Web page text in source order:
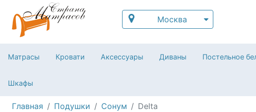
Москва
Матрасы Кровати Аксессуары Диваны Постельное
Шкафы
Главная Подушки Сонум Delta